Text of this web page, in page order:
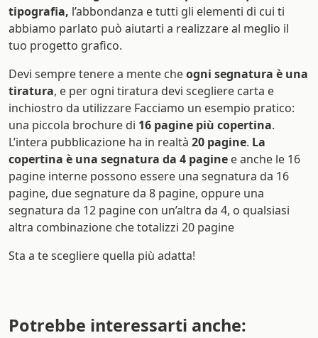
tipografia, l’abbondanza e tutti gli elementi di cui ti
abbiamo parlato può aiutarti a realizzare al meglio il
tuo progetto grafico.
Devi sempre tenere a mente cheogni segnatura è una
tiratura, e per ogni tiratura devi scegliere carta e
inchiostro da utilizzare Facciamo un esempio pratico:
una piccola brochure di 16 pagine più copertina.
L’intera pubblicazione ha in realtà 20 pagine. La
copertina è una segnatura da 4 pagine e anche le 16
pagine interne possono essere una segnatura da 16
pagine, due segnature da 8 pagine, oppure una
segnatura da 12 pagine con un’altra da 4, o qualsiasi
altra combinazione che totalizzi 20 pagine
Sta a te scegliere quella più adatta!
Potrebbe interessarti anche: